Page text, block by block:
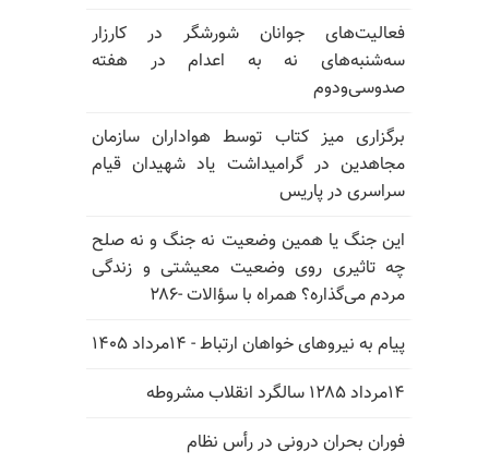
فعالیت‌های جوانان شورشگر در کارزار
سه‌شنبه‌های نه به اعدام در هفته
صدوسی‌و‌دوم
برگزاری میز کتاب توسط هواداران سازمان
مجاهدین در گرامیداشت یاد شهیدان قیام
سراسری در پاریس
این جنگ یا همین وضعیت نه جنگ و نه صلح
چه تاثیری روی وضعیت معیشتی و زندگی
مردم می‌گذاره؟ همراه با سؤالات -۲۸۶
پیام به نیروهای خواهان ارتباط - ۱۴مرداد ۱۴۰۵
۱۴مرداد ۱۲۸۵ سالگرد انقلاب مشروطه
فوران بحران درونی در رأس نظام